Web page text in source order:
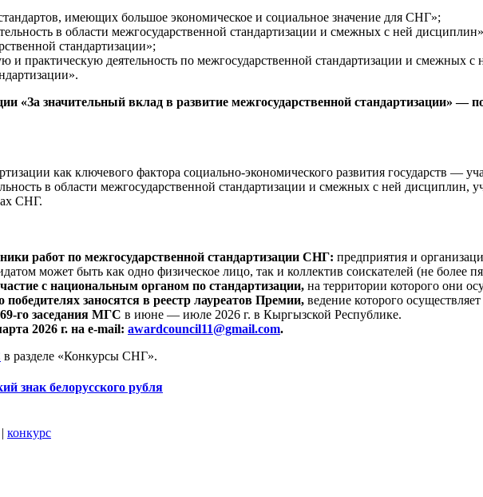
имеющих большое экономическое и социальное значение для СНГ»;
в области межгосударственной стандартизации и смежных с ней
стандартизации»;
и практическую деятельность по межгосударственной стандартизации и смежных с
значительный вклад в развитие межгосударственной стандартизации» —
как ключевого фактора социально-экономического развития государств —
в области межгосударственной стандартизации и смежных с ней дисциплин,
СНГ.
работ по межгосударственной стандартизации СНГ: предприятия и
может быть как одно физическое лицо, так и коллектив соискателей (не более
с национальным органом по стандартизации, на территории которого они
победителях заносятся в реестр лауреатов Премии, ведение которого
го заседания МГС в июне — июле 2026 г. в Кыргызской Республике.
2026 г. на e-mail: awardcouncil11@gmail.com.
в разделе «Конкурсы СНГ».
знак белорусского рубля
| конкурс